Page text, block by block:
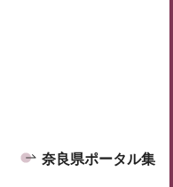
奈良県ポータル集